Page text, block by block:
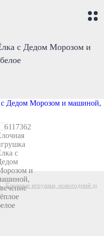
с Дедом Морозом и
Елочные игрушки, новогодний